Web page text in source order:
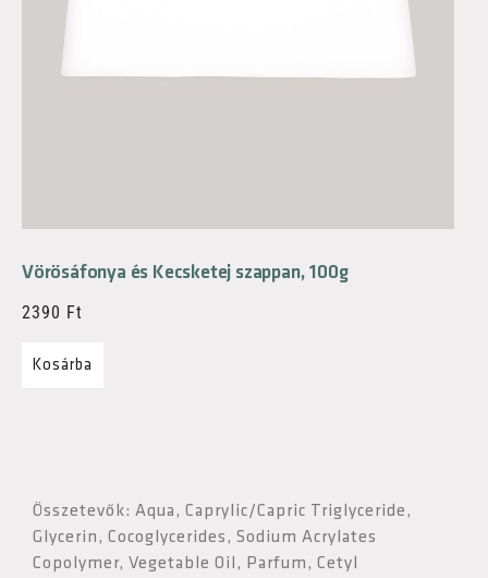
Vörösáfonya és Kecsketej szappan, 100g
2390 Ft
Kosárba
Összetevők: Aqua, Caprylic/Capric Triglyceride,
Glycerin, Cocoglycerides, Sodium Acrylates
Copolymer, Vegetable Oil, Parfum, Cetyl